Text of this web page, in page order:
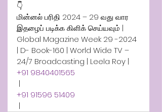
👇
மின்னல் பரிதி 2024 – 29 வது வார
இதழைப் படிக்க கிளிக் செய்யவும் |
Global Magazine Week 29 -2024
| D- Book-160 | World Wide TV –
24/7 Broadcasting | Leela Roy |
+91 9840401565
|
+91 91596 51409
|